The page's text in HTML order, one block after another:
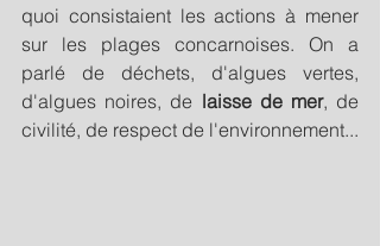
quoi consistaient les actions à mener
sur les plages concarnoises. On a
parlé de déchets, d'algues vertes,
d'algues noires, de laisse de mer, de
civilité, de respect de l'environnement...